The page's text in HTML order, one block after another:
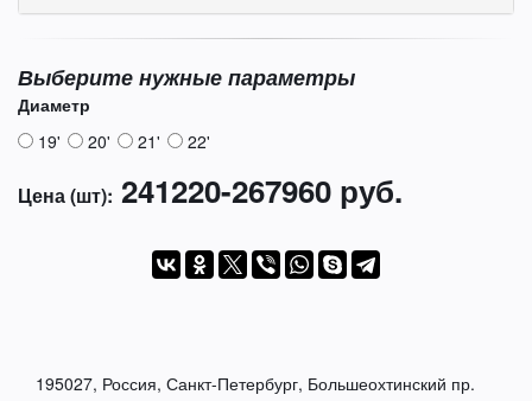
Выберите нужные параметры
Диаметр
19'
20' 21' 22'
Цена (шт): 241220-267960 руб.
195027, Россия, Санкт-Петербург, Большеохтинский пр.